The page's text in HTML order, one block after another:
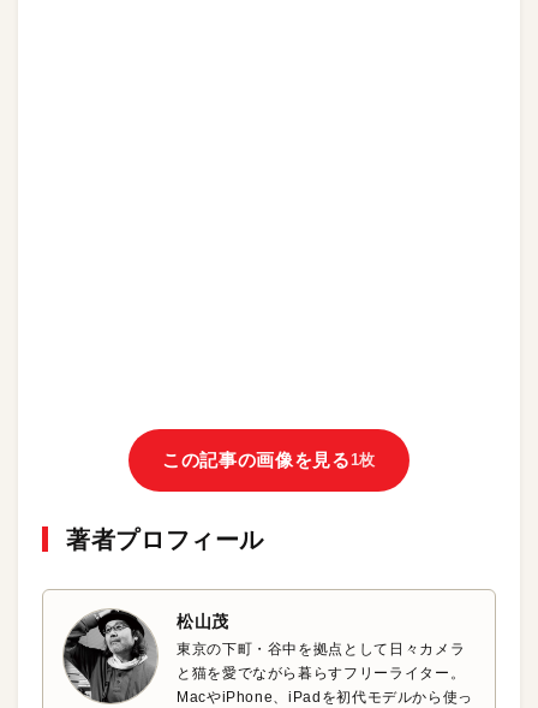
この記事の画像を見る1枚
著者プロフィール
松山茂
東京の下町・谷中を拠点として日々カメラ
と猫を愛でながら暮らすフリーライター。
MacやiPhone、iPadを初代モデルから使っ